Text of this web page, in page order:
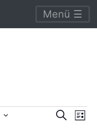
Menü ☰
SucheListe